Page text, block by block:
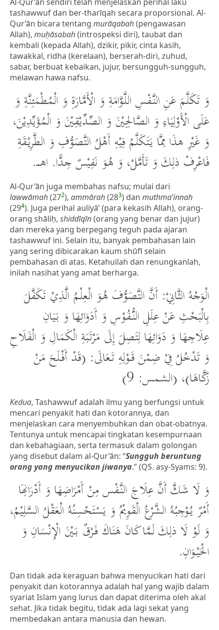
Al-Qur’ān sendiri telah menjelaskan perihal laku
tashawwuf dan ber-tharīqah secara proporsional. Al-
Qur’ān bicara tentang murāqabah(pengawasan
Allah), muḥāsabah(introspeksi diri), taubat dan
kembali (kepada Allah), dzikir, pikir, cinta kasih,
tawakkal, ridha (kerelaan), berserah-diri, zuhud,
sabar, berbuat kebaikan, jujur, bersungguh-sungguh,
melawan hawa nafsu.
وَ تَكَلَّمَ عَنِ النَّفْسِ اللَّوَّامَةِ وَ الْأَمَّارَةِ وَ الْمُطْمَئِنَّةِ وَ
عَلَى الْأَوْلِيَاءِ وَ الصَّالِحِيْنَ وَ الصِّدِّيْقِيْنَ وَ الْمُؤَيِّدِيْنَ،
وَ غَيْرِ هذَا مِمَّا يَتَكَلَّمُ فِيْهِ أَهْلُ التَّصَوُّفِ وَ الطَّرِيْقَةِ
فَاعْرِفْ ذلِكَ وَ تَأَمَّلْ، وَ هُوَ نَفِيْسٌ جِدًّا. اهــــ.
Al-Qur’ān juga membahas nafsu; mulai dari
lawwāmah(272), ammārah(283) dan muthma’innah
(294). Juga perihal auliyā’ (para kekasih Allah), orang-
orang shāliḥ, shiddīqīn(orang yang benar dan jujur)
dan mereka yang berpegang teguh pada ajaran
tashawwuf ini. Selain itu, banyak pembahasan lain
yang sering dibicarakan kaum shūfī selain
pembahasan di atas. Ketahuilah dan renungkanlah,
inilah nasihat yang amat berharga.
الْوَجْهُ الثَّانِيْ: أَنَّ التَّصَوُّفَ هُوَ الْعِلْمُ الَّذِيْ تَكَفَّلَ
بِالْبَحْثِ عَنْ عِلَلِ النُّفُوْسِ وَ أَدَوَائِهَا وَ بَيَانِ
عِلَاجِهَا وَ دَوَائِهَا لِتَصِلَ إِلَى مَرْتَبَةِ الْكَمَالِ وَ الْفَلَاحِ
وَ تَدْخُلُ فِيْ ضِمْنَ قَوْلِهِ تَعَالَى: (قَدْ أَفْلَحَ مَنْ
زَكَّاهَا)، (الشمس: 9)
Kedua, Tashawwuf adalah ilmu yang berfungsi untuk
mencari penyakit hati dan kotorannya, dan
menjelaskan cara menyembuhkan dan obat-obatnya.
Tentunya untuk mencapai tingkatan kesempurnaan
dan kebahagiaan, serta termasuk dalam golongan
yang disebut dalam al-Qur’ān: “Sungguh beruntung
orang yang menyucikan jiwanya.” (QS. asy-Syams: 9).
وَ لَا شَكَّ أَنَّ عِلَاجَ النَّفْس مِنْ أَمْرَاضِهَا وَ أَدْرَانِهَا
أَمْرٌ يُوْجِبُهُ الشَّرْعُ الْقَوِيْمُ وَ يَسْتَحْسِنُهُ الْعَقْلُ السَّلِيْمُ،
وَ لَوْ لَا ذلِكَ لَمَّا كَانَ هَنَاكَ فَرْقٌ بَيْنَ الْإِنْسَانِ وَ
الْحَيْوَانِ.
Dan tidak ada keraguan bahwa menyucikan hati dari
penyakit dan kotorannya adalah hal yang wajib dalam
syariat Islam yang lurus dan dapat diterima oleh akal
sehat. Jika tidak begitu, tidak ada lagi sekat yang
membedakan antara manusia dan hewan.